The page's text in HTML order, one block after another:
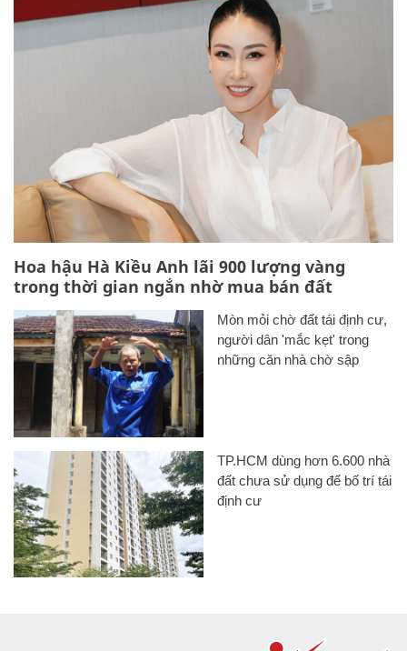
Hoa hậu Hà Kiều Anh lãi 900 lượng vàng
trong thời gian ngắn nhờ mua bán đất
Mòn mỏi chờ đất tái định cư,
người dân 'mắc kẹt' trong
những căn nhà chờ sập
TP.HCM dùng hơn 6.600 nhà
đất chưa sử dụng để bố trí tái
định cư